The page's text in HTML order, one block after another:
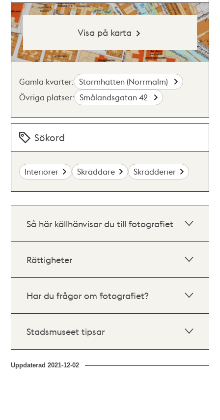
Visa på karta
Gamla kvarter: Stormhatten (Norrmalm)
Övriga platser: Smålandsgatan 42
Sökord
Interiörer Skräddare Skrädderier
Så här källhänvisar du till fotografiet
Rättigheter
Har du frågor om fotografiet?
Stadsmuseet tipsar
Uppdaterad2021-12-02